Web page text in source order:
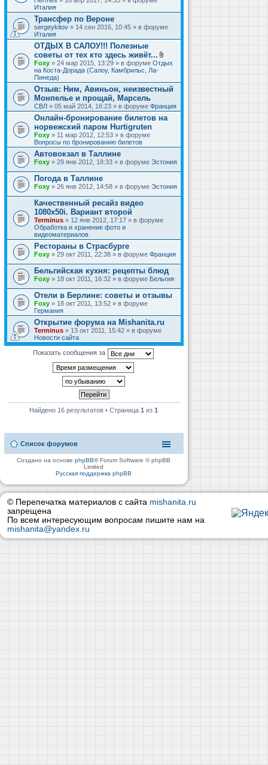
Италия
Трансфер по Вероне
sergeykitov » 14 сен 2016, 10:45 » в форуме
Италия
ОТДЫХ В САЛОУ!!! Полезные
советы от тех кто здесь живёт...
В
л
ж
е
и
я
Foxy » 24 мар 2015, 13:29 » в форуме Отдых
на Коста-Дорада (Салоу, Камбрильс, Ла-
Пинеда)
Отзыв: Ним, Авиньон, неизвестный
Монпелье и прощай, Марсель
СВЛ » 05 май 2014, 16:23 » в форуме Франция
Онлайн-бронирование билетов на
норвежский паром Hurtigruten
Foxy » 11 мар 2012, 12:53 » в форуме
Вопросы по бронированию билетов
Автовокзал в Таллине
Foxy » 29 янв 2012, 18:33 » в форуме Эстония
Погода в Таллине
Foxy » 26 янв 2012, 14:58 » в форуме Эстония
Качественный ресайз видео
1080x50i. Вариант второй
Terminus » 12 янв 2012, 17:17 » в форуме
Обработка и хранение фото и
видеоматериалов
Рестораны в Страсбурге
Foxy » 29 окт 2011, 22:38 » в форуме Франция
Бельгийская кухня: рецепты блюд
Foxy » 18 окт 2011, 16:32 » в форуме Бельгия
Отели в Берлине: советы и отзывы
Foxy » 18 окт 2011, 13:52 » в форуме
Германия
Открытие форума на Mishanita.ru
Terminus » 13 окт 2011, 15:42 » в форуме
Новости сайта
Показать сообщения за
Найдено 16 результатов • Страница1 из1
Список форумов
Создано на основеphpBB® Forum Software © phpBB
Limited
Русская поддержка phpBB
© Перепечатка материалов с сайта mishanita.ru
запрещена
По всем интересующим вопросам пишите нам на
mishanita@yandex.ru